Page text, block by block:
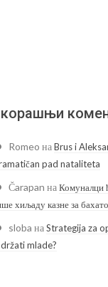
Romeo наBrus i
pad nataliteta
Čarapan наКомуналци
хиљаду казне за
sloba наStrategija za
mlade?